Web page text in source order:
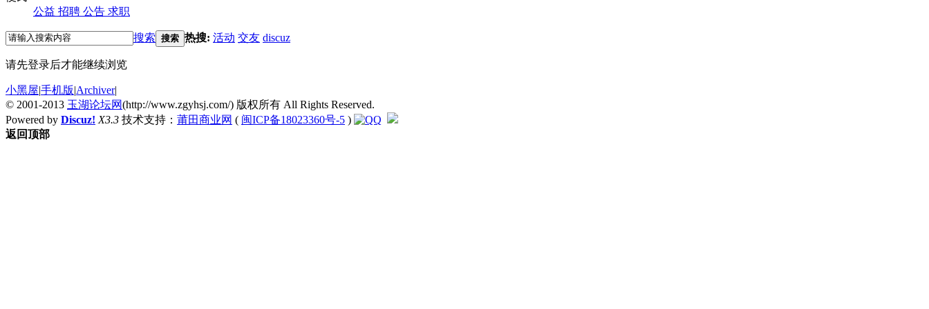
公益 招聘 公告 求职
搜索 搜索 热搜: 活动 交友 discuz
请先登录后才能继续浏览
小黑屋|手机版|Archiver|
© 2001-2013 玉湖论坛网(http://www.zgyhsj.com/) 版权所有 All Rights Reserved.
Powered by Discuz! X3.3 技术支持： 莆田商业网 ( 闽ICP备18023360号-5 )
返回顶部